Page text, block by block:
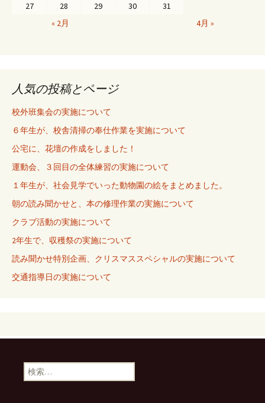
27
28 29 30
31
« 2月
4月 »
人気の投稿とページ
校外班集会の実施について
６年生が、校舎清掃の奉仕作業を実施について
公宅に、花壇の作成をしました！
運動会、３回目の全体練習の実施について
１年生が、社会見学でいった動物園の絵をまとめました。
朝の読み聞かせと、本の修理作業の実施について
クラブ活動の実施について
2年生で、収穫祭の実施について
読み聞かせ特別企画、クリスマススペシャルの実施について
交通指導日の実施について
検
索: